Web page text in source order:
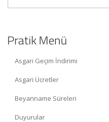
Pratik Menü
Asgari Geçim İndirimi
Asgari Ücretler
Beyanname Süreleri
Duyurular